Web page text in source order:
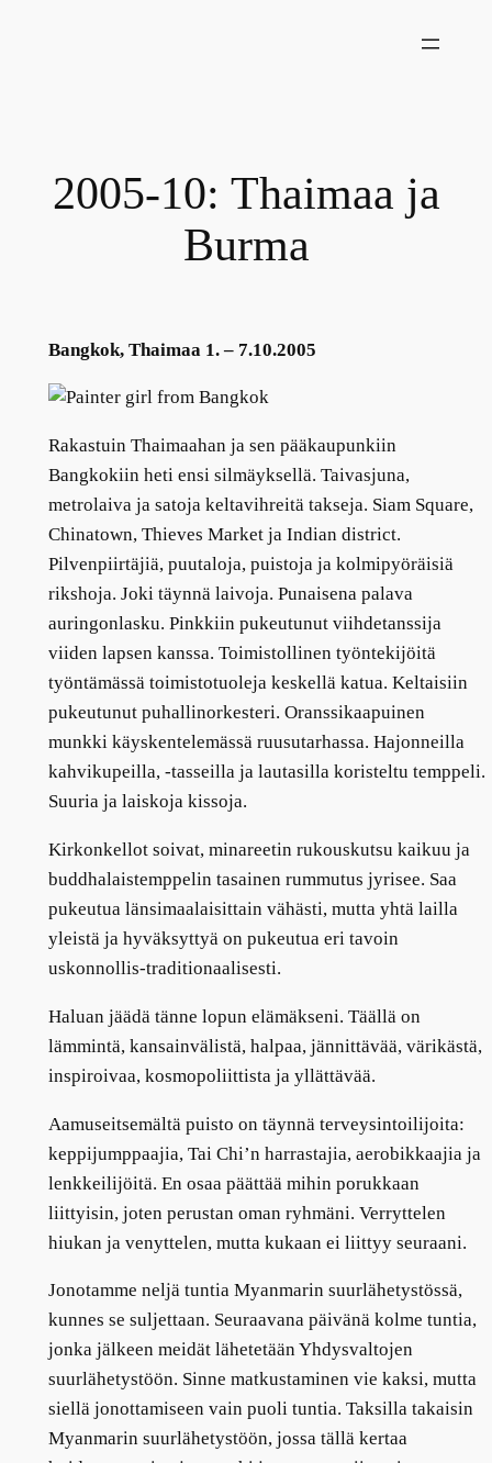
2005-10: Thaimaa ja
Burma
Bangkok, Thaimaa 1. – 7.10.2005
Rakastuin Thaimaahan ja sen pääkaupunkiin
Bangkokiin heti ensi silmäyksellä. Taivasjuna,
metrolaiva ja satoja keltavihreitä takseja. Siam Square,
Chinatown, Thieves Market ja Indian district.
Pilvenpiirtäjiä, puutaloja, puistoja ja kolmipyöräisiä
rikshoja. Joki täynnä laivoja. Punaisena palava
auringonlasku. Pinkkiin pukeutunut viihdetanssija
viiden lapsen kanssa. Toimistollinen työntekijöitä
työntämässä toimistotuoleja keskellä katua. Keltaisiin
pukeutunut puhallinorkesteri. Oranssikaapuinen
munkki käyskentelemässä ruusutarhassa. Hajonneilla
kahvikupeilla, -tasseilla ja lautasilla koristeltu temppeli.
Suuria ja laiskoja kissoja.
Kirkonkellot soivat, minareetin rukouskutsu kaikuu ja
buddhalaistemppelin tasainen rummutus jyrisee. Saa
pukeutua länsimaalaisittain vähästi, mutta yhtä lailla
yleistä ja hyväksyttyä on pukeutua eri tavoin
uskonnollis-traditionaalisesti.
Haluan jäädä tänne lopun elämäkseni. Täällä on
lämmintä, kansainvälistä, halpaa, jännittävää, värikästä,
inspiroivaa, kosmopoliittista ja yllättävää.
Aamuseitsemältä puisto on täynnä terveysintoilijoita:
keppijumppaajia, Tai Chi’n harrastajia, aerobikkaajia ja
lenkkeilijöitä. En osaa päättää mihin porukkaan
liittyisin, joten perustan oman ryhmäni. Verryttelen
hiukan ja venyttelen, mutta kukaan ei liittyy seuraani.
Jonotamme neljä tuntia Myanmarin suurlähetystössä,
kunnes se suljettaan. Seuraavana päivänä kolme tuntia,
jonka jälkeen meidät lähetetään Yhdysvaltojen
suurlähetystöön. Sinne matkustaminen vie kaksi, mutta
siellä jonottamiseen vain puoli tuntia. Taksilla takaisin
Myanmarin suurlähetystöön, jossa tällä kertaa